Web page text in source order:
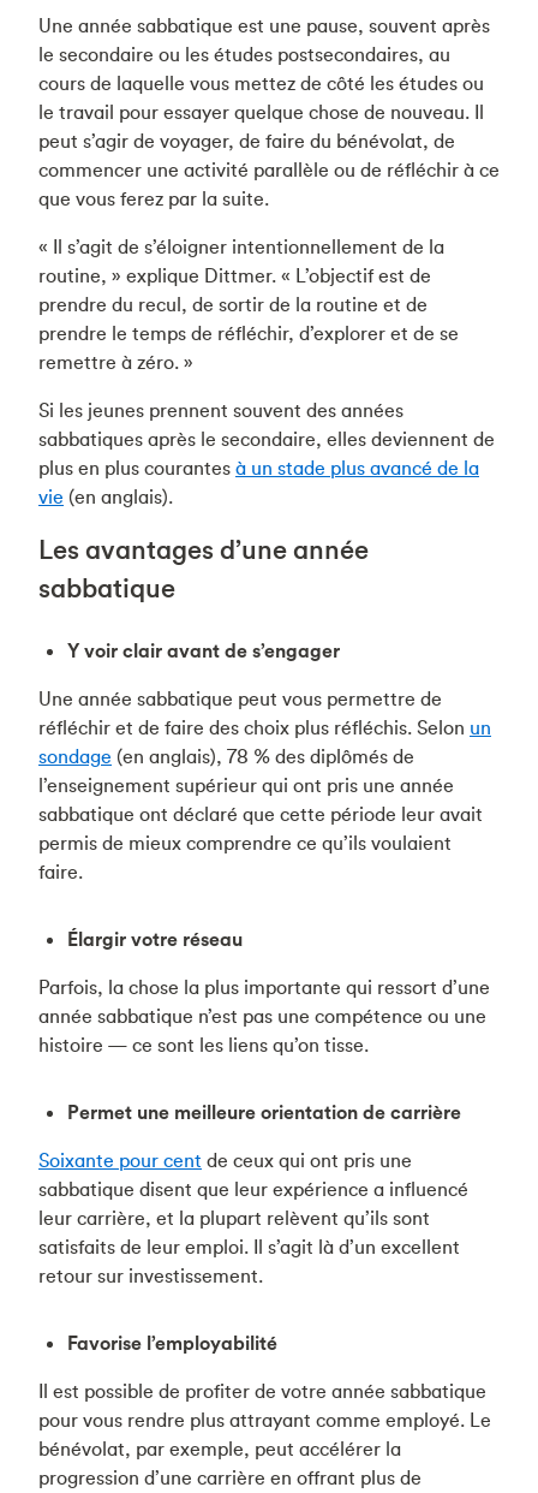
Une année sabbatique est une pause, souvent après
le secondaire ou les études postsecondaires, au
cours de laquelle vous mettez de côté les études ou
le travail pour essayer quelque chose de nouveau. Il
peut s’agir de voyager, de faire du bénévolat, de
commencer une activité parallèle ou de réfléchir à ce
que vous ferez par la suite.
« Il s’agit de s’éloigner intentionnellement de la
routine, » explique Dittmer. « L’objectif est de
prendre du recul, de sortir de la routine et de
prendre le temps de réfléchir, d’explorer et de se
remettre à zéro. »
Si les jeunes prennent souvent des années
sabbatiques après le secondaire, elles deviennent de
plus en plus courantes à un stade plus avancé de la
vie (en anglais).
Les avantages d’une année
sabbatique
Y voir clair avant de s’engager
Une année sabbatique peut vous permettre de
réfléchir et de faire des choix plus réfléchis. Selon un
sondage (en anglais), 78 % des diplômés de
l’enseignement supérieur qui ont pris une année
sabbatique ont déclaré que cette période leur avait
permis de mieux comprendre ce qu’ils voulaient
faire.
Élargir votre réseau
Parfois, la chose la plus importante qui ressort d’une
année sabbatique n’est pas une compétence ou une
histoire — ce sont les liens qu’on tisse.
Permet une meilleure orientation de carrière
Soixante pour cent de ceux qui ont pris une
sabbatique disent que leur expérience a influencé
leur carrière, et la plupart relèvent qu’ils sont
satisfaits de leur emploi. Il s’agit là d’un excellent
retour sur investissement.
Favorise l’employabilité
Il est possible de profiter de votre année sabbatique
pour vous rendre plus attrayant comme employé. Le
bénévolat, par exemple, peut accélérer la
progression d’une carrière en offrant plus de